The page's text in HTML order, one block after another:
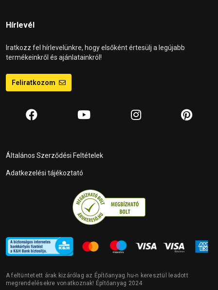
Hírlevél
Iratkozz fel hírlevelünkre, hogy elsőként értesülj a legújabb
termékeinkről és ajánlatainkról!
Feliratkozom
Általános Szerződési Feltételek
Adatkezelési tájékoztató
A feltüntetett árak kizárólag az Építőanyag.hu-n keresztül leadott
megrendelésekre vonatkoznak! Építőanyag 2024